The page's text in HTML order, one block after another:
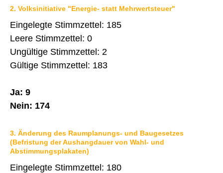
Datenschutz
Druckansicht
2. Volksinitiative "Energie- statt Mehrwertsteuer"
Eingelegte Stimmzettel: 185
Leere Stimmzettel: 0
Ungültige Stimmzettel: 2
Gültige Stimmzettel: 183
Ja: 9
Nein: 174
3. Änderung des Raumplanungs- und Baugesetzes
(Befristung der Aushangdauer von Wahl- und
Abstimmungsplakaten)
Eingelegte Stimmzettel: 180